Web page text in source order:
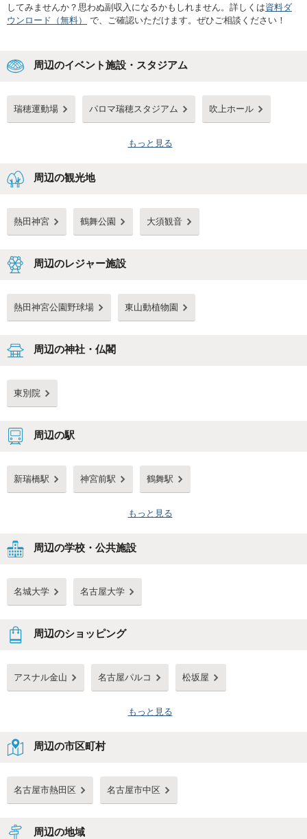
してみませんか？思わぬ副収入になるかもしれません。詳しくは資料ダ
ウンロード（無料）
で、ご確認いただけます。ぜひご相談ください！
周辺のイベント施設・スタジアム
瑞穂運動場 パロマ瑞穂スタジアム 吹上ホール
もっと見る
周辺の観光地
熱田神宮 鶴舞公園 大須観音
周辺のレジャー施設
熱田神宮公園野球場 東山動植物園
周辺の神社・仏閣
東別院
周辺の駅
新瑞橋駅 神宮前駅 鶴舞駅
もっと見る
周辺の学校・公共施設
名城大学 名古屋大学
周辺のショッピング
アスナル金山 名古屋パルコ 松坂屋
もっと見る
周辺の市区町村
名古屋市熱田区 名古屋市中区
周辺の地域